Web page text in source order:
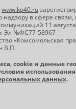
www.kp40.ru
надзору в сфере
11 августа
Эл №ФС77-58967
«Комсомольская
В.П.
cookie и данные
данных.